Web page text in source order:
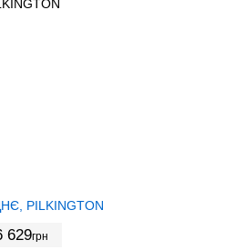
PILKINGTON
629грн